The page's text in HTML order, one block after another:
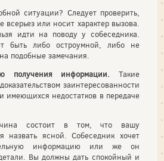
ситуации? Следует проверить,
всерьез или носит характер вызова.
идти на поводу у собеседника.
быть либо остроумной, либо не
подобные замечания.
получения информации. Такие
заинтересованности
имеющихся недостатков в передаче
состоит в том, что вашу
назвать ясной. Собеседник хочет
информацию или же он
Вы должны дать спокойный и